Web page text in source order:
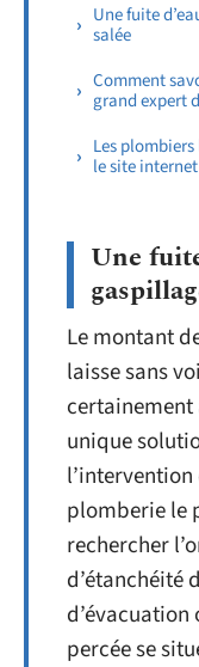
Une fuite
salée
Comment
grand expert
Les
le site
Une
Le montant
laisse sans
certainement
unique
plomberie le
rechercher
d’étanchéité
percée se